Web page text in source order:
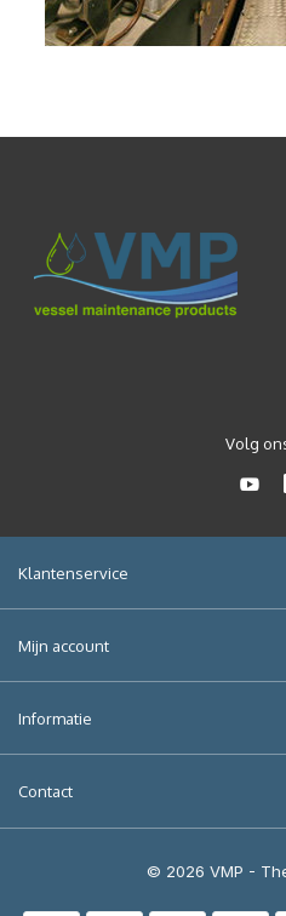
Volg
Klantenservice
Mijn account
Informatie
Contact
© 2026 VMP -